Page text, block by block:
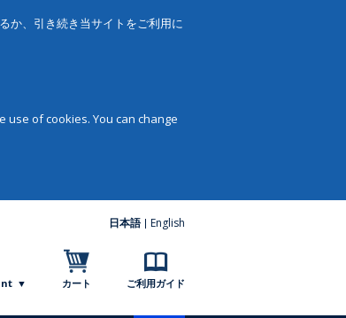
か、引き続き当サイトをご利用に
of cookies. You can change
日本語 English
カート ご利用ガイド